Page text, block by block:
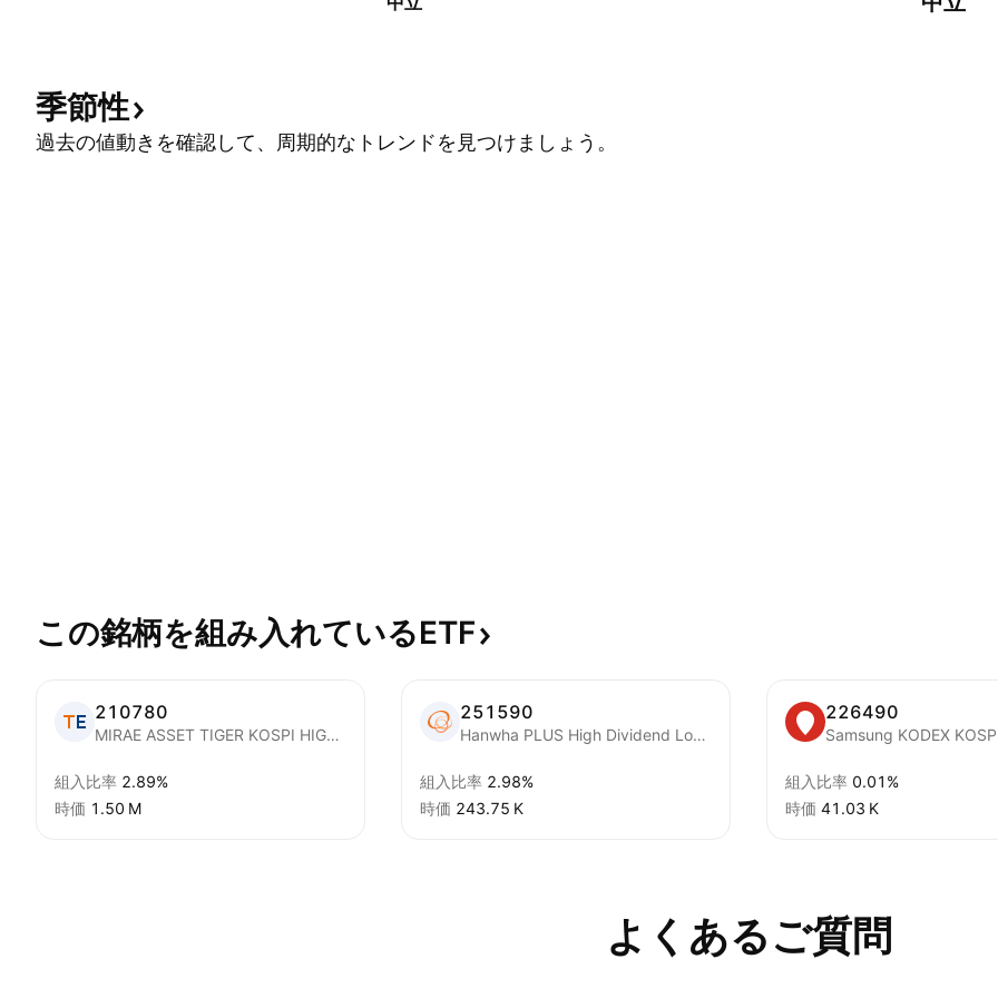
季節性
過去の値動きを確認して、周期的なトレンドを見つけましょう。
この銘柄を組み入れているETF
210780
MIRAE ASSET TIGER KOSPI HIGH DIVIDEND ETF
組入比率 2.89%
時価 ‪1.50 M‬
251590
Hanwha PLUS High Dividend Low Vol 50 ETF
組入比率 2.98%
時価 ‪243.75 K‬
226490
Samsung KODEX
組入比率 0.01%
時価 ‪41.03 K‬
よくあるご質問